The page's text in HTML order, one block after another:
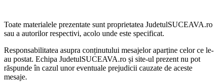
Toate materialele prezentate sunt proprietatea JudetulSUCEAVA.ro
sau a autorilor respectivi, acolo unde este specificat.
Responsabilitatea asupra conținutului mesajelor aparține celor ce le-
au postat. Echipa JudetulSUCEAVA.ro și site-ul prezent nu pot
răspunde în cazul unor eventuale prejudicii cauzate de aceste
mesaje.